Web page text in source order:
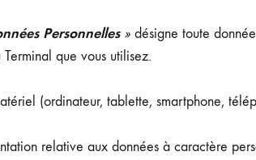
Personnelles» désigne toute
que vous utilisez.
(ordinateur, tablette, smartphone,
relative aux données à caractère